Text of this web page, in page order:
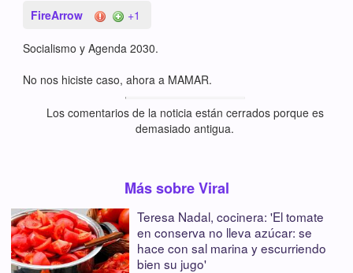
FireArrow +1
Socialismo y Agenda 2030.
No nos hiciste caso, ahora a MAMAR.
Los comentarios de la noticia están cerrados porque es
demasiado antigua.
Más sobre Viral
Teresa Nadal, cocinera: 'El tomate
en conserva no lleva azúcar: se
hace con sal marina y escurriendo
bien su jugo'